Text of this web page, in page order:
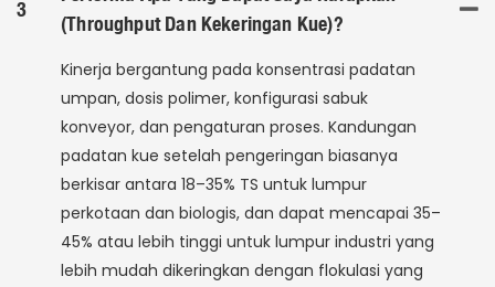
3
(throughput Dan Kekeringan Kue)?
Kinerja bergantung pada konsentrasi padatan
umpan, dosis polimer, konfigurasi sabuk
konveyor, dan pengaturan proses. Kandungan
padatan kue setelah pengeringan biasanya
berkisar antara 18–35% TS untuk lumpur
perkotaan dan biologis, dan dapat mencapai 35–
45% atau lebih tinggi untuk lumpur industri yang
lebih mudah dikeringkan dengan flokulasi yang